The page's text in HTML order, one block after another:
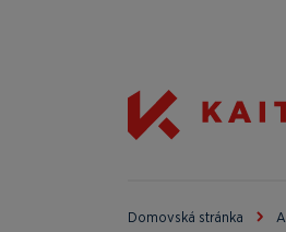
Domovská stránka